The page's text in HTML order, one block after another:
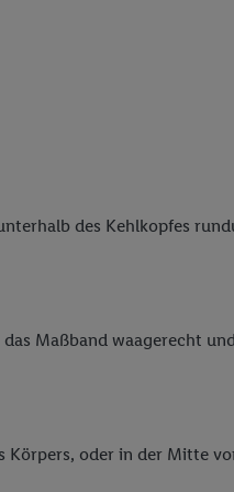
des Kehlkopfes
Maßband waagerecht
Körpers, oder in der Mitte